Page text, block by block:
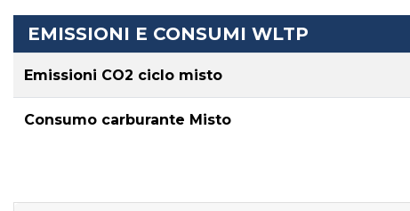
EMISSIONI E CONSUMI WLTP
Emissioni CO2 ciclo misto
Consumo carburante Misto